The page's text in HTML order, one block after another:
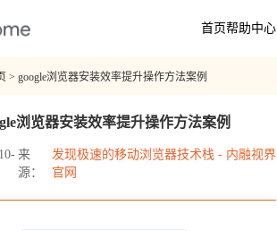
首页帮助中心
> google浏览器安装效率提升操作方法案例
浏览器安装效率提升操作方法案例
来
源：
发现极速的移动浏览器技术栈 - 内融视界
官网